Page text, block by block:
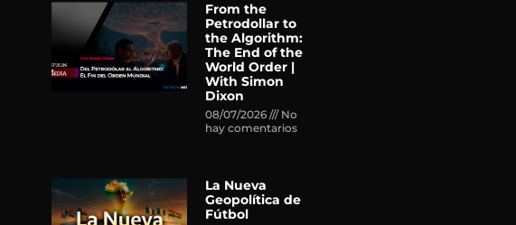
From the
Petrodollar to
the Algorithm:
The End of the
World Order |
With Simon
Dixon
08/07/2026
No
hay comentarios
La Nueva
Geopolítica de
Fútbol